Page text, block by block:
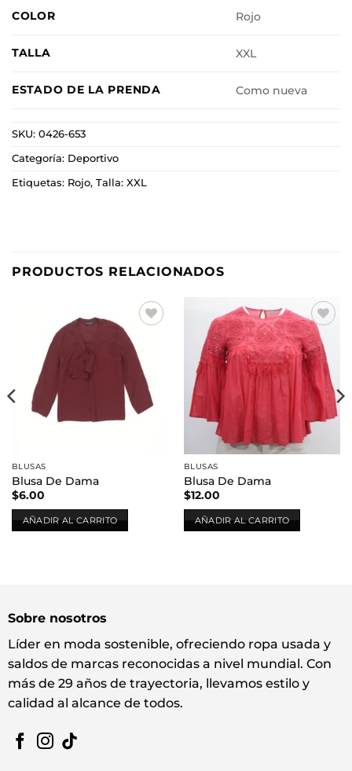
COLOR Rojo
TALLA XXL
ESTADO DE LA PRENDA Como nueva
SKU: 0426-653
Categoría: Deportivo
Etiquetas: Rojo, Talla: XXL
PRODUCTOS RELACIONADOS
Añadir
lista de
deseos
BLUSAS
Blusa De Dama
$6.00
AÑADIR AL CARRITO
Añadir
a la
lista de
deseos
BLUSAS
Blusa De Dama
$12.00
AÑADIR AL CARRITO
Sobre nosotros
Líder en moda sostenible, ofreciendo ropa usada y
saldos de marcas reconocidas a nivel mundial. Con
más de 29 años de trayectoria, llevamos estilo y
calidad al alcance de todos.